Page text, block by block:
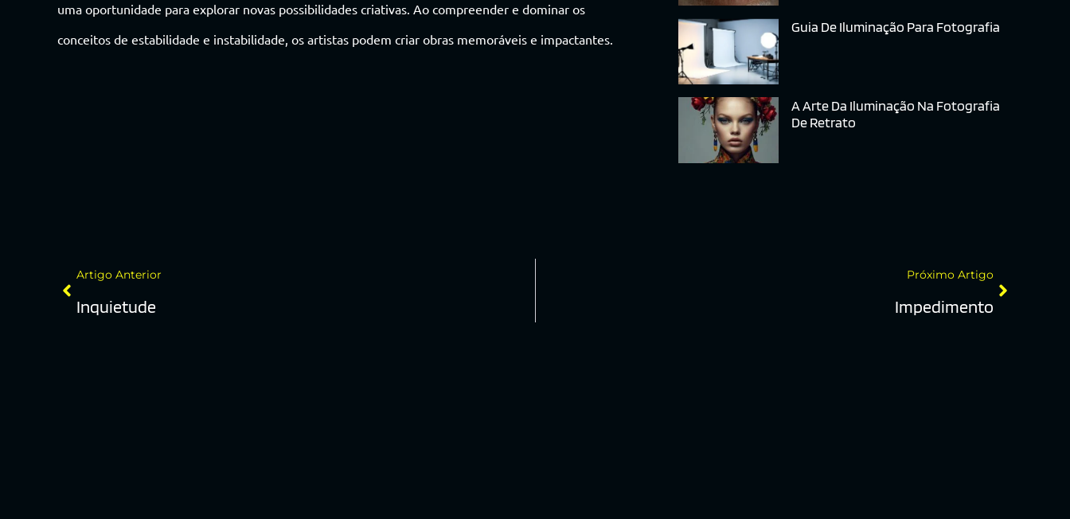
uma oportunidade para explorar novas possibilidades criativas. Ao compreender e dominar os
conceitos de estabilidade e instabilidade, os artistas podem criar obras memoráveis e impactantes.
Guia De Iluminação Para Fotografia
A Arte Da Iluminação Na Fotografia
De Retrato
Artigo Anterior
Inquietude
Próximo Artigo
Impedimento